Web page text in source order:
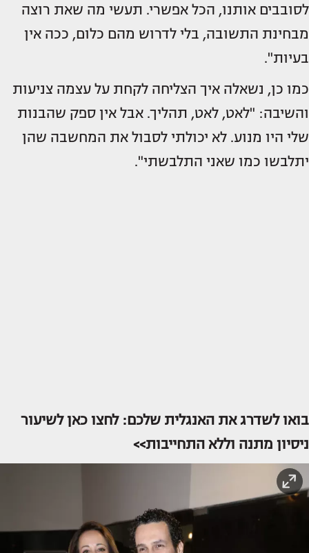
לסובבים אותנו, הכל אפשרי. תעשי מה שאת רוצה
מבחינת התשובה, בלי לדרוש מהם כלום, ככה אין
בעיות".
כמו כן, נשאלה איך הצליחה לקחת על עצמה צניעות
והשיבה: "לאט, לאט, תהליך. אבל אין ספק שהבנות
שלי היו מנוע. לא יכולתי לסבול את המחשבה שהן
יתלבשו כמו שאני התלבשתי".
בואו לשדרג את האנגלית שלכם: לחצו כאן לשיעור
ניסיון מתנה וללא התחייבות>>